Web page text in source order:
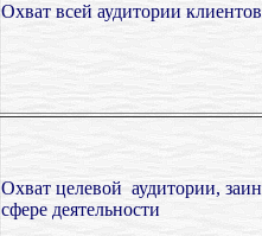
Охват всей аудитории
Охват целевой аудитории,
сфере деятельности